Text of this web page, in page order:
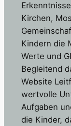
Kirchen,
Kindern die
Werte und
Begleitend
Website
wertvolle
Aufgaben
die Kinder,